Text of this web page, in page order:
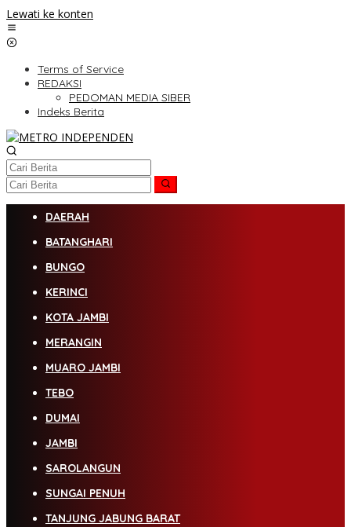
Lewati ke konten
Terms of Service
REDAKSI
PEDOMAN MEDIA SIBER
Indeks Berita
DAERAH
BATANGHARI
BUNGO
KERINCI
KOTA JAMBI
MERANGIN
MUARO JAMBI
TEBO
DUMAI
JAMBI
SAROLANGUN
SUNGAI PENUH
TANJUNG JABUNG BARAT